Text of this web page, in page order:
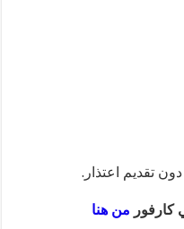
تقديم اعتذار.
من هنا